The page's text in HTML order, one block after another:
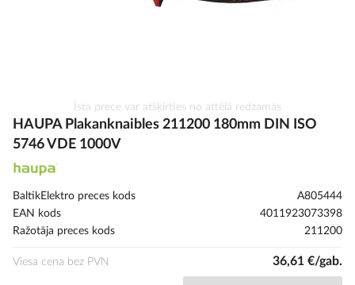
uz
galerijas
Īsta prece var atšķirties no attēlā redzamās
HAUPA Plakanknaibles 211200 180mm DIN ISO
5746 VDE 1000V
BaltikElektro preces kods
A805444
EAN kods
4011923073398
Ražotāja preces kods
211200
Viesa cena bez PVN 36,61 €/gab.